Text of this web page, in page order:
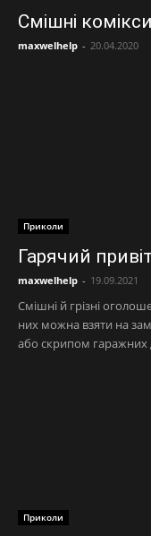
Смішні
maxwelhelp - 20.04.2020
Приколи
Гарячий
maxwelhelp - 19.09.2021
Смішні й грізні
них можна взяти на
або скрипом гаражних
Приколи